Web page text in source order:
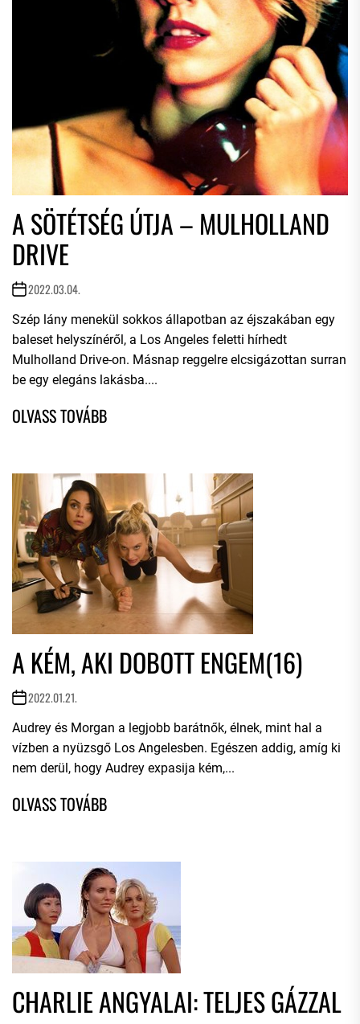
A SÖTÉTSÉG ÚTJA – MULHOLLAND
DRIVE
2022.03.04.
Szép lány menekül sokkos állapotban az éjszakában egy
baleset helyszínéről, a Los Angeles feletti hírhedt
Mulholland Drive-on. Másnap reggelre elcsigázottan surran
be egy elegáns lakásba....
A KÉM, AKI DOBOTT ENGEM(16)
2022.01.21.
Audrey és Morgan a legjobb barátnők, élnek, mint hal a
vízben a nyüzsgő Los Angelesben. Egészen addig, amíg ki
nem derül, hogy Audrey expasija kém,...
CHARLIE ANGYALAI: TELJES GÁZZAL